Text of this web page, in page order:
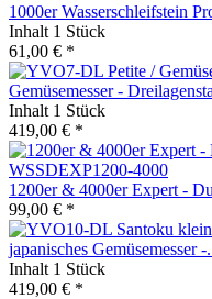
1000er Wasserschleifstein
Inhalt 1 Stück
61,00 € *
Gemüsemesser -
Inhalt 1 Stück
419,00 € *
1200er & 4000er Expert -
99,00 € *
japanisches Gemüsemesser -
Inhalt 1 Stück
419,00 € *